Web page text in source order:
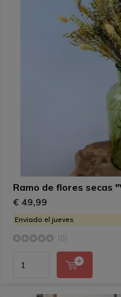
Ramo de flores secas
€ 49,99
Enviado el jueves
(0)